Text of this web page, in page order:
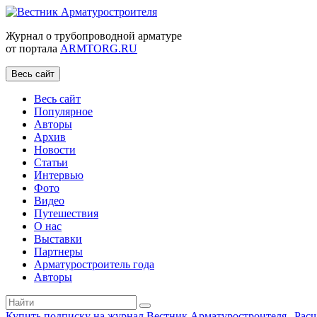
Журнал о трубопроводной арматуре
от портала ARMTORG.RU
Весь сайт
Весь сайт
Популярное
Авторы
Архив
Новости
Статьи
Интервью
Фото
Видео
Путешествия
О нас
Выставки
Партнеры
Арматуростроитель года
Авторы